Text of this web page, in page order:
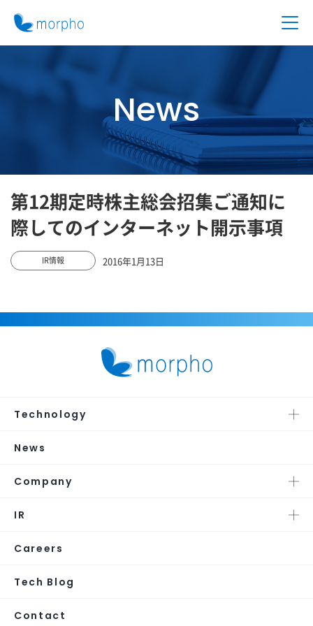
News
第12期定時株主総会招集ご通知に
際してのインターネット開示事項
IR情報 2016年1月13日
Technology
News
Company
IR
Careers
Tech Blog
Contact